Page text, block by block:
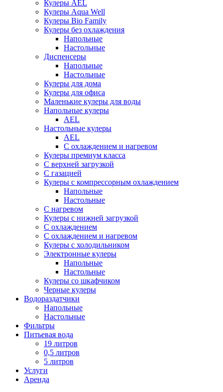
Кулеры AEL
Кулеры Aqua Well
Кулеры Bio Family
Кулеры без охлаждения
Напольные
Настольные
Диспенсеры
Напольные
Настольные
Кулеры для дома
Кулеры для офиса
Маленькие кулеры для воды
Напольные кулеры
AEL
Настольные кулеры
AEL
С охлаждением и нагревом
Кулеры премиум класса
С верхней загрузкой
С газацией
Кулеры с компрессорным охлаждением
Напольные
Настольные
С нагревом
Кулеры с нижней загрузкой
С охлаждением
С охлаждением и нагревом
Кулеры с холодильником
Электронные кулеры
Напольные
Настольные
Кулеры со шкафчиком
Черные кулеры
Водораздатчики
Напольные
Настольные
Фильтры
Питьевая вода
19 литров
0,5 литров
5 литров
Услуги
Аренда